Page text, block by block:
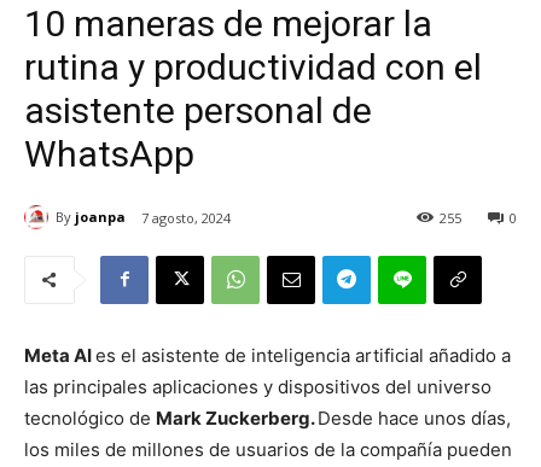
10 maneras de mejorar la
rutina y productividad con el
asistente personal de
WhatsApp
By joanpa 7 agosto, 2024 0
255
Meta AIes el asistente de inteligencia artificial añadido a
las principales aplicaciones y dispositivos del universo
tecnológico de Mark Zuckerberg.Desde hace unos días,
los miles de millones de usuarios de la compañía pueden